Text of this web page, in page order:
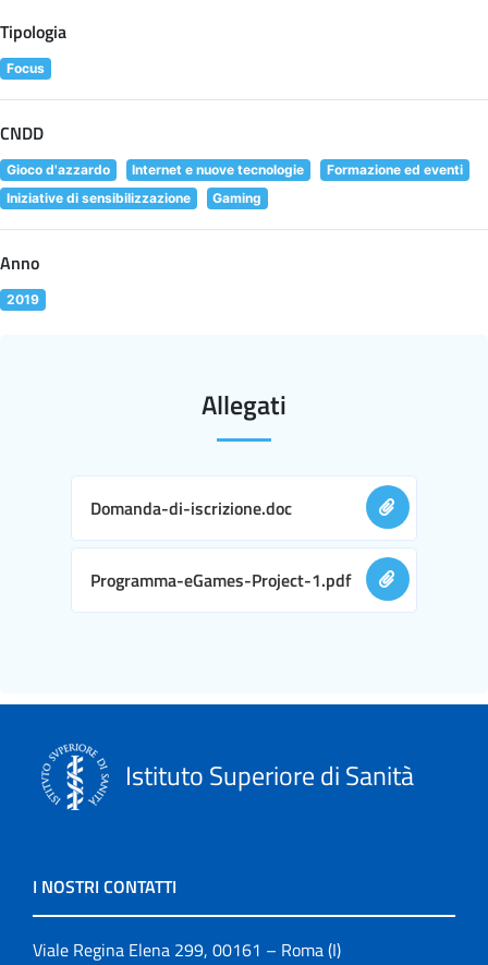
Tipologia
Focus
CNDD
Gioco d'azzardo Internet e nuove tecnologie
Formazione ed eventi
Iniziative di sensibilizzazione
Gaming
Anno
2019
Allegati
Domanda-di-iscrizione.doc
Programma-eGames-Project-1.pdf
Istituto Superiore di Sanità
I NOSTRI CONTATTI
Viale Regina Elena 299, 00161 – Roma (I)